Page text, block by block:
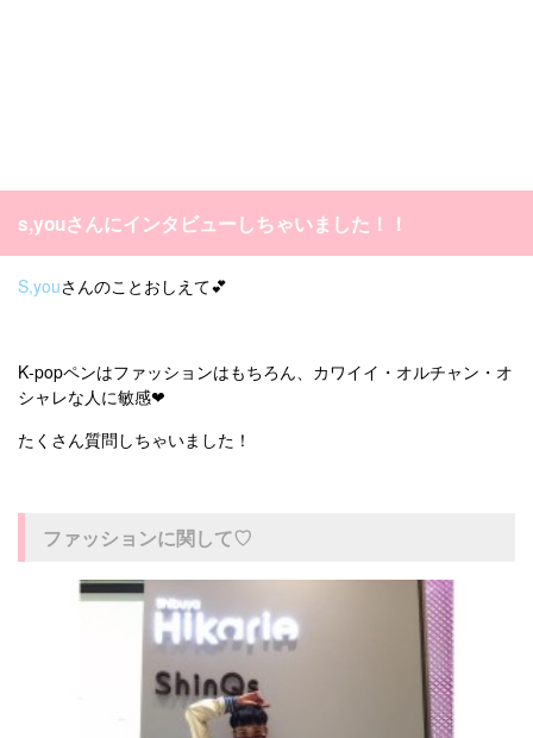
s,youさんにインタビューしちゃいました！！
S,youさんのことおしえて💕
K‐popペンはファッションはもちろん、カワイイ・オルチャン・オ
シャレな人に敏感❤
たくさん質問しちゃいました！
ファッションに関して♡